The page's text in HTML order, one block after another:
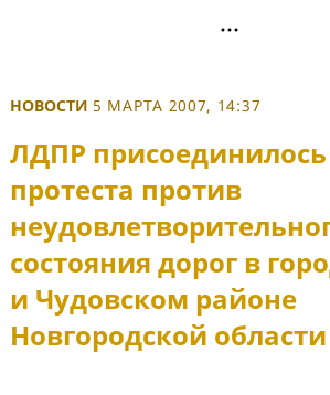
НОВОСТИ 5 МАРТА 2007, 14:37
ЛДПР
протеста против
состояния дорог в
и Чудовском районе
Новгородской области